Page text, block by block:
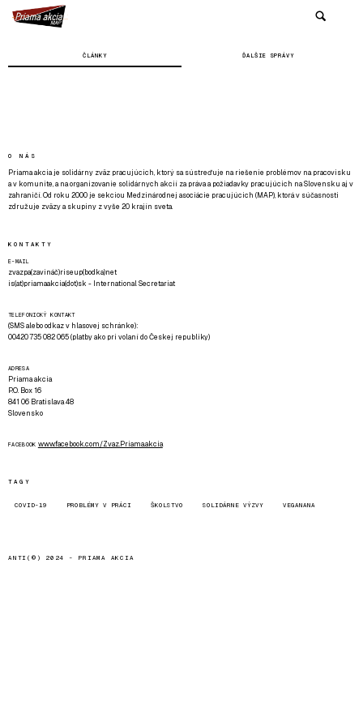
ČLÁNKY ĎALŠIE SPRÁVY
O NÁS
Priama akcia je solidárny zväz pracujúcich, ktorý sa sústreďuje na riešenie problémov na pracovisku
a v komunite, a na organizovanie solidárnych akcií za práva a požiadavky pracujúcich na Slovensku aj v
zahraničí. Od roku 2000 je sekciou Medzinárodnej asociácie pracujúcich (MAP), ktorá v súčasnosti
združuje zväzy a skupiny z vyše 20 krajín sveta.
KONTAKTY
E-MAIL
zvazpa(zavináč)riseup(bodka)net
is(at)priamaakcia(dot)sk - International Secretariat
TELEFONICKÝ KONTAKT
(SMS alebo odkaz v hlasovej schránke):
00420 735 082 065 (platby ako pri volaní do Českej republiky)
ADRESA
Priama akcia
P.O. Box 16
841 06 Bratislava 48
Slovensko
FACEBOOK www.facebook.com/Zvaz.Priama.akcia
TAGY
COVID-19 PROBLÉMY V PRÁCI ŠKOLSTVO SOLIDÁRNE VÝZVY VEGANANA
ANTI(©) 2024 - PRIAMA AKCIA